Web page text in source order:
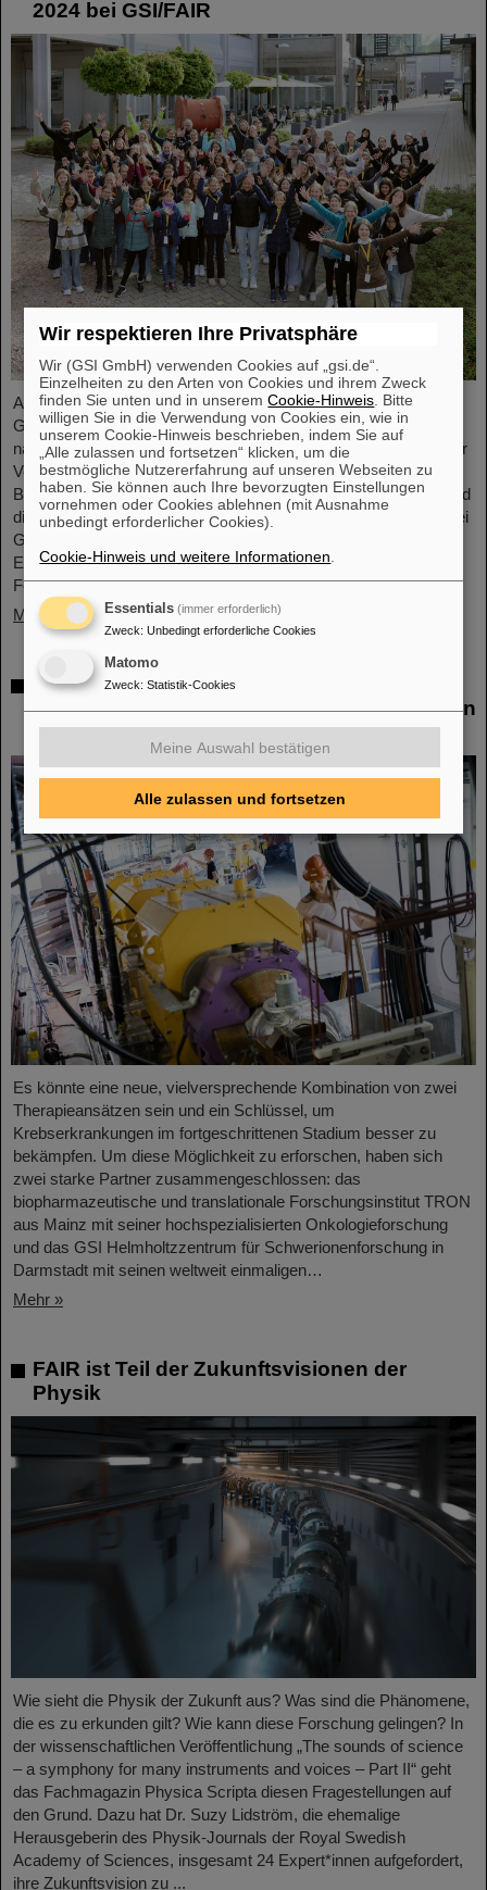
2024 bei GSI/FAIR
Auch im Jahr 2024 erfreute sich der bundesweite Aktionstag
Girls’Day bei GSI/FAIR wieder großer Nachfrage. Dieses Mal
nahmen 68 Mädchen im Alter zwischen elf und 17 Jahren an der
Veranstaltung teil und informierten sich über die
Beschleunigeranlagen und Experimente, über die Forschung und
die Infrastruktur sowie insbesondere über das Berufsangebot bei
GSI und FAIR. Die Mädchen nutzten den Girls’Day, um einen
Einblick in die vielfältigen Tätigkeiten in einer internationalen
Forschungseinrichtung…
Mehr »
Gemeinsam für die Krebsforschung: TRON
und GSI/FAIR untersuchen Kombination von
Schwerionentherapie und mRNA-Impfstoff
Es könnte eine neue, vielversprechende Kombination von zwei
Therapieansätzen sein und ein Schlüssel, um
Krebserkrankungen im fortgeschrittenen Stadium besser zu
bekämpfen. Um diese Möglichkeit zu erforschen, haben sich
zwei starke Partner zusammengeschlossen: das
biopharmazeutische und translationale Forschungsinstitut TRON
aus Mainz mit seiner hochspezialisierten Onkologieforschung
und das GSI Helmholtzzentrum für Schwerionenforschung in
Darmstadt mit seinen weltweit einmaligen…
Mehr »
FAIR ist Teil der Zukunftsvisionen der
Physik
Wie sieht die Physik der Zukunft aus? Was sind die Phänomene,
die es zu erkunden gilt? Wie kann diese Forschung gelingen? In
der wissenschaftlichen Veröffentlichung „The sounds of science
– a symphony for many instruments and voices – Part II“ geht
das Fachmagazin Physica Scripta diesen Fragestellungen auf
den Grund. Dazu hat Dr. Suzy Lidström, die ehemalige
Herausgeberin des Physik-Journals der Royal Swedish
Academy of Sciences, insgesamt 24 Expert*innen aufgefordert,
ihre Zukunftsvision zu ...
Wir respektieren Ihre Privatsphäre
Wir (GSI GmbH) verwenden Cookies auf „gsi.de“.
Einzelheiten zu den Arten von Cookies und ihrem Zweck
finden Sie unten und in unseremCookie-Hinweis . Bitte
willigen Sie in die Verwendung von Cookies ein, wie in
unserem Cookie-Hinweis beschrieben, indem Sie auf
„Alle zulassen und fortsetzen“ klicken, um die
bestmögliche Nutzererfahrung auf unseren Webseiten zu
haben. Sie können auch Ihre bevorzugten Einstellungen
vornehmen oder Cookies ablehnen (mit Ausnahme
unbedingt erforderlicher Cookies).
Cookie-Hinweis und weitere Informationen
Essentials (immer erforderlich)
Zweck: Unbedingt erforderliche Cookies
Matomo
Zweck: Statistik-Cookies
Meine Auswahl bestätigen
Alle zulassen und fortsetzen